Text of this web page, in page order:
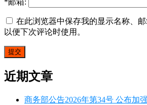
*邮箱:
在此浏览器中保存我的显示名称、邮
以便下次评论时使用。
近期文章
商务部公告2026年第34号 公布加